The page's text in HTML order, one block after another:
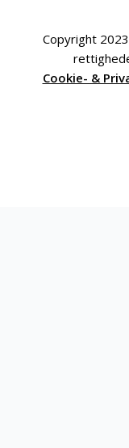
Copyright
Cookie- &